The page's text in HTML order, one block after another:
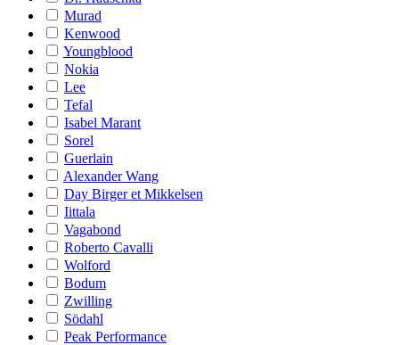
Murad
Kenwood
Youngblood
Nokia
Lee
Tefal
Isabel Marant
Sorel
Guerlain
Alexander Wang
Day Birger et Mikkelsen
Iittala
Vagabond
Roberto Cavalli
Wolford
Bodum
Zwilling
Södahl
Peak Performance